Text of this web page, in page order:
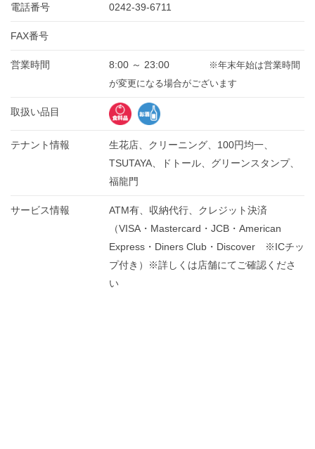
電話番号 0242-39-6711
FAX番号
営業時間 8:00 ～ 23:00
※年末年始は営業時間
が変更になる場合がございます
取扱い品目
テナント情報
生花店、クリーニング、100円均一、
TSUTAYA、ドトール、グリーンスタンプ、
福龍門
サービス情報
ATM有、収納代行、クレジット決済
（VISA・Mastercard・JCB・American
Express・Diners Club・Discover ※ICチッ
プ付き）※詳しくは店舗にてご確認くださ
い